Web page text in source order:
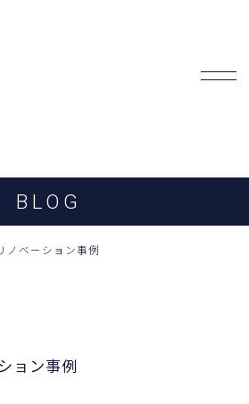
BLOG
ベーション事例
ョン事例